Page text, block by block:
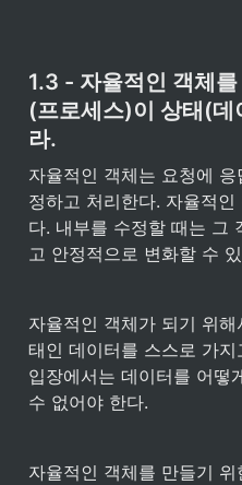
1.3 - 자율적인 객체
(프로세스)이 상태(데
라.
자율적인 객체는 요청에
정하고 처리한다. 자율적
다. 내부를 수정할 때는 그
고 안정적으로 변화할 수
자율적인 객체가 되기 위
태인 데이터를 스스로 가
입장에서는 데이터를 어떻
수 없어야 한다.
자율적인 객체를 만들기